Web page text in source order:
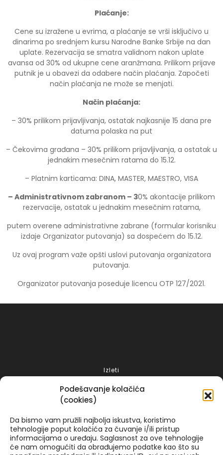
Podešavanje kolačića
(cookies)
Da bismo vam pružili najbolja iskustva, koristimo
tehnologije poput kolačića za čuvanje i/ili pristup
informacijama o uređaju. Saglasnost za ove tehnologije
će nam omogućiti da obrađujemo podatke kao što su
Plaćanje:
Cene su izražene u evrima, a plaćanje se vrši isključivo u
dinarima po srednjem kursu Narodne Banke Srbije na dan
uplate. Rezervacija se smatra validnom nakon uplate
avansa od 30% od ukupne cene aranžmana. Prilikom prijave
putnik je u obavezi da odabere način plaćanja. Započeti
način plaćanja ne može se menjati.
Način plaćanja:
– 30% prilikom prijavljivanja, ostatak najkasnije 15 dana pre
datuma polaska na put
– Čekovima građana – 30% prilikom prijavljivanja, a ostatak u
jednakim mesečnim ratama do 15.12.
– Platnim karticama: DINA, MASTER, MAESTRO, VISA
– Administrativnom zabranom – 30% akontacije prilikom
rezervacije, ostatak u jednakim mesečnim ratama,
putem overene administrativne zabrane (formular korisniku
izdaje Organizator putovanja) sa dospećem do 15.12.
Uz ovaj program važe opšti uslovi putovanja organizatora
putovanja.
Organizator putovanja poseduje licencu OTP 127/2021.
Izleti
Putovanja 2025
Grčka 2026
Spanija 2025
Italija